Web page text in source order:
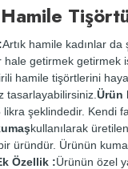
Artık hamile kadınlar da
getirmek getirmek
hamile tişörtlerini
tasarlayabilirsiniz. Ürün
şeklindedir. Kendi
kullanılarak
üründür. Ürünün
Özellik :Ürünün özel